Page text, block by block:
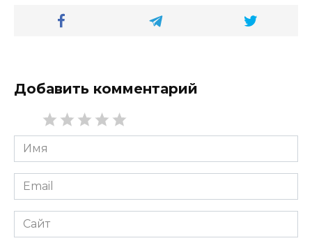
Добавить комментарий
Имя
*
Email
*
Сайт